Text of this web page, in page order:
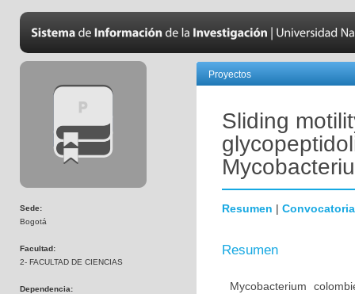
Sede:
Bogotá
Facultad:
2- FACULTAD DE CIENCIAS
Dependencia:
Proyectos
Sliding
Resumen | Convocatoria
Resumen
Mycobacterium